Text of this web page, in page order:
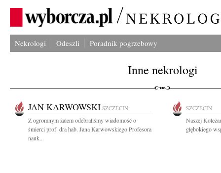
Nekrologi Odeszli Poradnik pogrzebowy
Inne nekrologi
JAN KARWOWSKI SZCZECIN
Z ogromnym żalem odebraliśmy wiadomość o
śmierci prof. dra hab. Jana Karwowskiego Profesora
nauk...
SZCZECIN
Naszej
głębokiego